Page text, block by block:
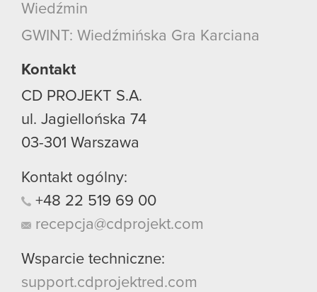
Wiedźmin
GWINT: Wiedźmińska Gra Karciana
Kontakt
CD PROJEKT S.A.
ul. Jagiellońska 74
03-301 Warszawa
Kontakt ogólny:
+48 22 519 69 00
recepcja@cdprojekt.com
Wsparcie techniczne:
support.cdprojektred.com